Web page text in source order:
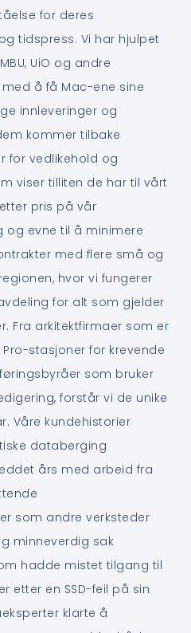
for deres
tidspress. Vi har hjulpet
UiO og andre
å få Mac-ene sine
innleveringer og
kommer tilbake
for vedlikehold og
viser tilliten de har til vårt
pris på vår
evne til å minimere
med flere små og
hvor vi fungerer
for alt som gjelder
Fra arkitektfirmaer som er
stasjoner for krevende
som bruker
forstår vi de unike
Våre kundehistorier
databerging
års med arbeid fra
som andre verksteder
minneverdig sak
hadde mistet tilgang til
etter en SSD-feil på sin
klarte å